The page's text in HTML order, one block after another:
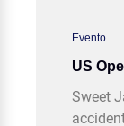
Evento
US
Sweet